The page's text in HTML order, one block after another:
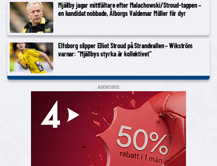
Mjällby jagar mittfältare efter Malachowski/Stroud-tappen –
en kandidat nobbade, Ålborgs Valdemar Möller för dyr
Elfsborg slipper Elliot Stroud på Strandvallen – Wikström
varnar: ”Mjällbys styrka är kollektivet”
ANNONS: